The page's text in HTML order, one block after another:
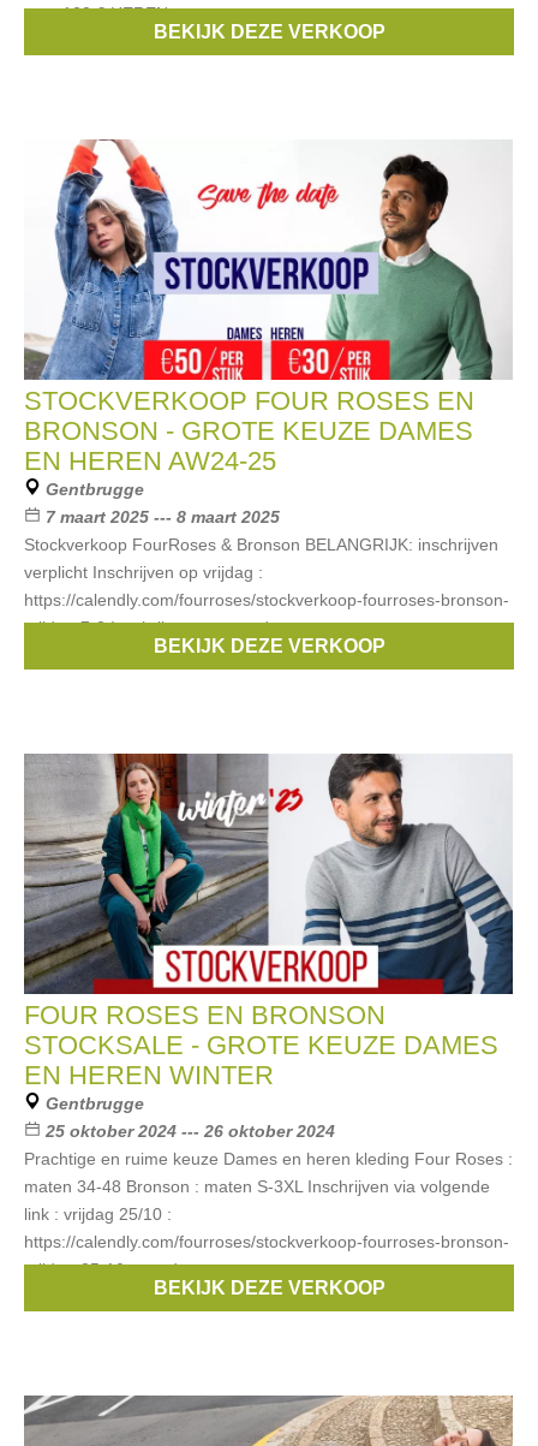
voor 100 € HEREN
Bronson,FOUR ROSES
BEKIJK DEZE VERKOOP
STOCKVERKOOP FOUR ROSES EN
BRONSON - GROTE KEUZE DAMES
EN HEREN AW24-25
Gentbrugge
7 maart 2025 --- 8 maart 2025
Stockverkoop FourRoses & Bronson BELANGRIJK: inschrijven
verplicht Inschrijven op vrijdag :
https://calendly.com/fourroses/stockverkoop-fourroses-bronson-
vrijdag-7-3 Inschrijven op zaterdag :
Bronson,FOUR ROSES
BEKIJK DEZE VERKOOP
FOUR ROSES EN BRONSON
STOCKSALE - GROTE KEUZE DAMES
EN HEREN WINTER
Gentbrugge
25 oktober 2024 --- 26 oktober 2024
Prachtige en ruime keuze Dames en heren kleding Four Roses :
maten 34-48 Bronson : maten S-3XL Inschrijven via volgende
link : vrijdag 25/10 :
https://calendly.com/fourroses/stockverkoop-fourroses-bronson-
vrijdag-25-10 zaterdag
Bronson,FOUR ROSES
BEKIJK DEZE VERKOOP